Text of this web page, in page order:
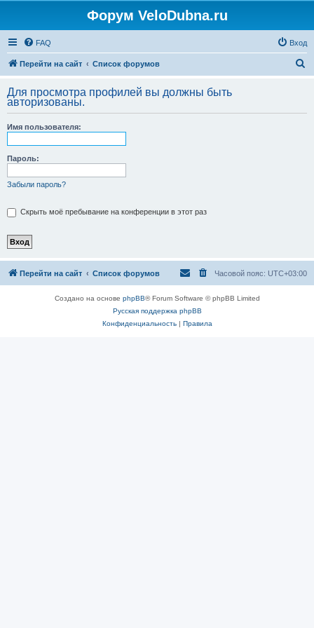
Форум VeloDubna.ru
FAQ Вход
Перейти на сайт Список форумов
с
Для просмотра профилей вы должны быть
авторизованы.
Имя пользователя:
Пароль:
Забыли пароль?
Скрыть моё пребывание на конференции в этот раз
Перейти на сайт Список форумов Часовой пояс: UTC+03:00
Создано на основе phpBB® Forum Software © phpBB Limited
Русская поддержка phpBB
Конфиденциальность| Правила